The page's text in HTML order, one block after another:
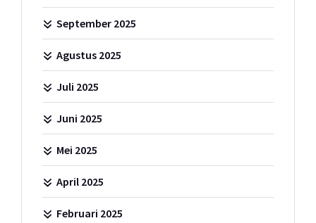
September 2025
Agustus 2025
Juli 2025
Juni 2025
Mei 2025
April 2025
Februari 2025